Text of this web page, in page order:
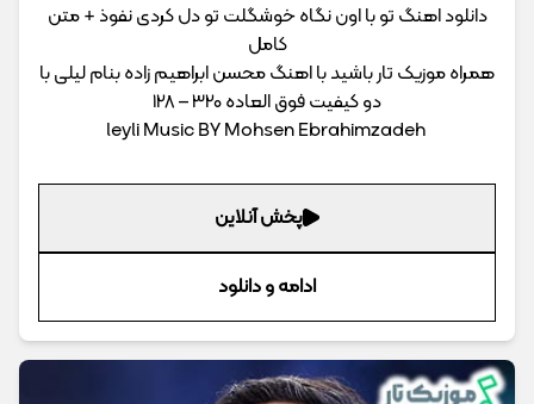
دانلود اهنگ تو با اون نگاه خوشگلت تو دل کردی نفوذ + متن
کامل
همراه موزیک تار باشید با اهنگ محسن ابراهیم زاده بنام لیلی با
دو کیفیت فوق العاده 320 – 128
leyli Music BY Mohsen Ebrahimzadeh
پخش آنلاین
ادامه و دانلود